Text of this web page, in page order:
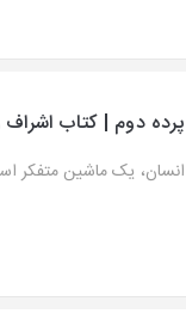
پرده دوم | کتاب اشراف
انسان، یک ماشین متفکر